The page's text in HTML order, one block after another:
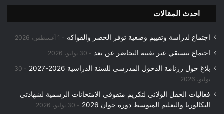
احدث المقالات
اجتماع لدراسة وتقييم وضعية توفر الخضر والفواكه 1 أغسطس، 2026
اجتماع تنسيقي عبر تقنية التحاضر عن بعد 30 يوليو، 2026
بلاغ حول رزنامة الدخول المدرسي للسنة الدراسية 2026-2027
30
يوليو، 2026
فعاليات الحفل الولائي لتكريم متفوقي الامتحانات الرسمية لشهادتي
البكالوريا والتعليم المتوسط دورة جوان 2026
30 يوليو، 2026